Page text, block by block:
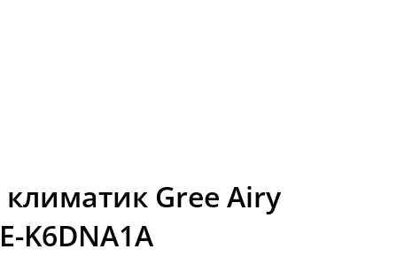
Gree Airy
K6DNA1A